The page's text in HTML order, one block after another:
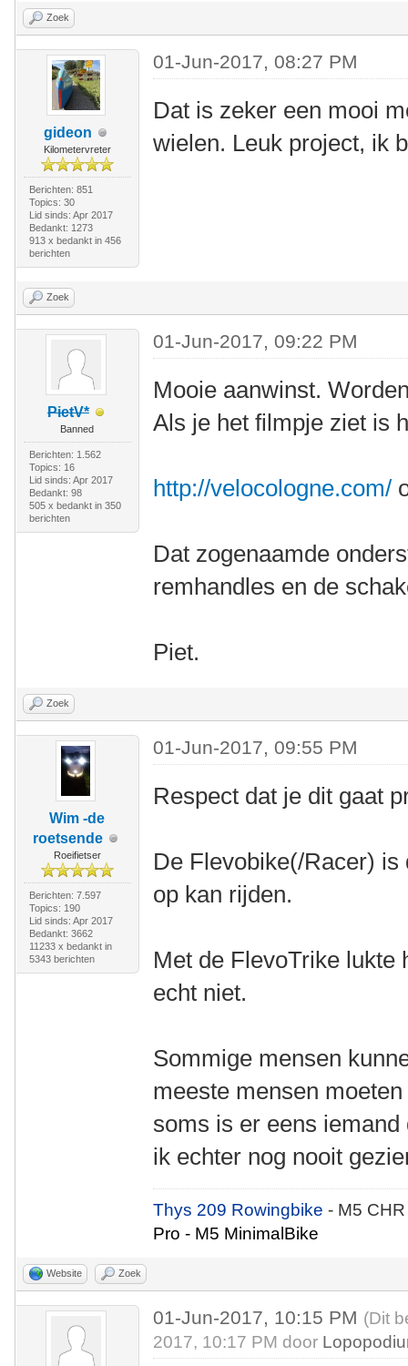
Zoek
gideon
Kilometervreter
Berichten: 851
Topics: 30
Lid sinds: Apr 2017
Bedankt: 1273
913 x bedankt in 456
berichten
01-Jun-2017, 08:27 PM
Dat is zeker een mooi
wielen. Leuk project, ik
Zoek
PietV*
Banned
Berichten: 1.562
Topics: 16
Lid sinds: Apr 2017
Bedankt: 98
505 x bedankt in 350
berichten
01-Jun-2017, 09:22 PM
Mooie aanwinst.
Als je het filmpje ziet is
http://velocologne.com/
Dat zogenaamde
remhandles en de
Piet.
Zoek
Wim -de
roetsende
Roeifietser
Berichten: 7.597
Topics: 190
Lid sinds: Apr 2017
Bedankt: 3662
11233 x bedankt in
5343 berichten
01-Jun-2017, 09:55 PM
Respect dat je dit gaat
De Flevobike(/Racer)
op kan rijden.
Met de FlevoTrike lukte
echt niet.
Sommige mensen
meeste mensen
soms is er eens
ik echter nog nooit
Thys 209 Rowingbike- M5
Pro - M5 MinimalBike
Website Zoek
01-Jun-2017, 10:15 PM (Dit
2017, 10:17 PM door